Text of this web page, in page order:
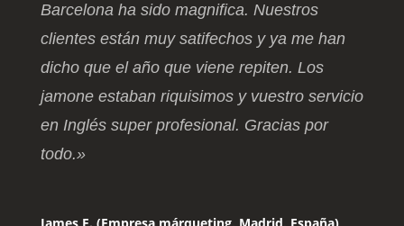
Barcelona ha sido magnifica. Nuestros
clientes están muy satifechos y ya me han
dicho que el año que viene repiten. Los
jamone estaban riquisimos y vuestro servicio
en Inglés super profesional. Gracias por
todo.»